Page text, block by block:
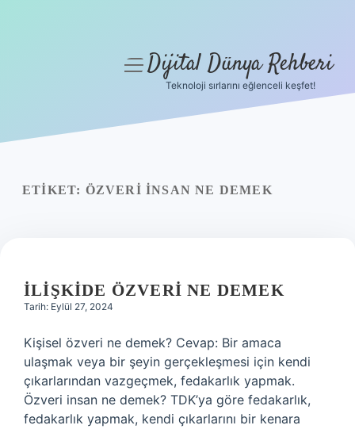
Yasal Uyarı
menüyüDijital Dünya Rehberi
Teknoloji sırlarını eğlenceli keşfet!
ETIKET: ÖZVERI INSAN NE DEMEK
İLIŞKIDE ÖZVERI NE DEMEK
Tarih: Eylül 27, 2024
Kişisel özveri ne demek? Cevap: Bir amaca
ulaşmak veya bir şeyin gerçekleşmesi için kendi
çıkarlarından vazgeçmek, fedakarlık yapmak.
Özveri insan ne demek? TDK’ya göre fedakarlık,
fedakarlık yapmak, kendi çıkarlarını bir kenara